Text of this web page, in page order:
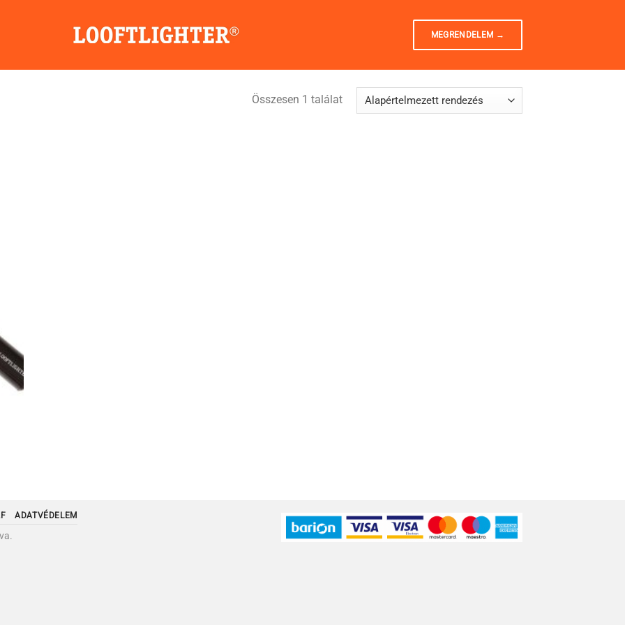
MEGRENDELEM →
Összesen 1 találat
ADATVÉDELEM